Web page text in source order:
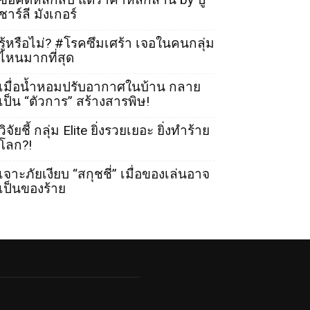
าร์ลี มังเกอร์
หรือไม่? #โรคซึมเศร้า เจอในคนกลุ่ม
หนมากที่สุด
มื่อน้ำหอมปรับอากาศในบ้าน กลาย
ป็น “ตัวการ” สร้างสารพิษ!
จัยชี้ กลุ่ม Elite ยิ่งรวยเยอะ ยิ่งทำร้าย
ลก?!
จาะภัยเงียบ “สกุชชี่” เมื่อของเล่นอาจ
ป็นของร้าย